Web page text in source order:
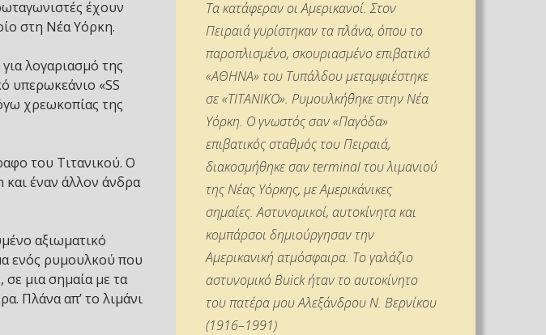
έχουν
στη Νέα Υόρκη.
λογαριασμό της
υπερωκεάνιο «SS
χρεωκοπίας της
του Τιτανικού. Ο
και έναν άλλον άνδρα
αξιωματικό
ενός ρυμουλκού που
σε μια σημαία με τα
Πλάνα απ’ το λιμάνι
Τα κατάφεραν οι Αμερικανοί. Στον
Πειραιά γυρίστηκαν τα πλάνα, όπου το
παροπλισμένο, σκουριασμένο επιβατικό
«ΑΘΗΝΑ» του Τυπάλδου μεταμφιέστηκε
σε «ΤΙΤΑΝΙΚΟ». Ρυμουλκήθηκε στην Νέα
Υόρκη. Ο γνωστός σαν «Παγόδα»
επιβατικός σταθμός του Πειραιά,
διακοσμήθηκε σαν terminal του λιμανιού
της Νέας Υόρκης, με Αμερικάνικες
σημαίες. Αστυνομικοί, αυτοκίνητα και
κομπάρσοι δημιούργησαν την
Αμερικανική ατμόσφαιρα. Το γαλάζιο
αστυνομικό Buick ήταν το αυτοκίνητο
του πατέρα μου Αλεξάνδρου Ν. Βερνίκου
(1916–1991)